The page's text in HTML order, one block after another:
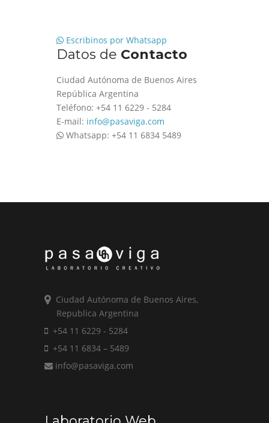
Escribinos por Whatsapp
Datos de Contacto
Ciudad Autónoma de Buenos Aires
República Argentina
Teléfono: +54 11 6229 - 5284
E-mail: info@pasaviga.com
Whatsapp: +54 11 6834 5489
Ciudad Autónoma de Buenos Aires,
Republica Argentina
+54 11 6229 - 5284
+54 11 6834 – 5489
info@pasaviga.com